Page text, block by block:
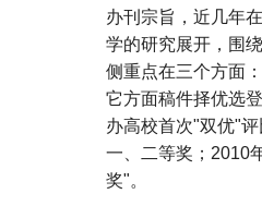
办刊宗旨，近几年
学的研究展开，围
侧重点在三个方面
它方面稿件择优选
办高校首次"双优"
一、二等奖；2010
奖"。